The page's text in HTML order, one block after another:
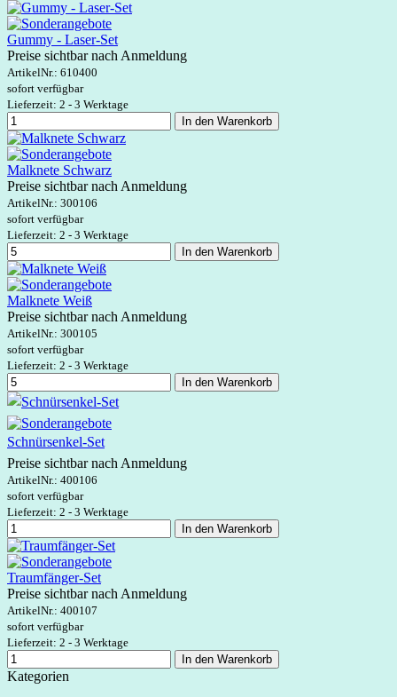
Gummy - Laser-Set
Preise sichtbar nach Anmeldung
ArtikelNr.: 610400
sofort verfügbar
Lieferzeit: 2 - 3 Werktage
In den Warenkorb
Malknete Schwarz
Preise sichtbar nach Anmeldung
ArtikelNr.: 300106
sofort verfügbar
Lieferzeit: 2 - 3 Werktage
In den Warenkorb
Malknete Weiß
Preise sichtbar nach Anmeldung
ArtikelNr.: 300105
sofort verfügbar
Lieferzeit: 2 - 3 Werktage
In den Warenkorb
Schnürsenkel-Set
Preise sichtbar nach Anmeldung
ArtikelNr.: 400106
sofort verfügbar
Lieferzeit: 2 - 3 Werktage
In den Warenkorb
Traumfänger-Set
Preise sichtbar nach Anmeldung
ArtikelNr.: 400107
sofort verfügbar
Lieferzeit: 2 - 3 Werktage
In den Warenkorb
Kategorien